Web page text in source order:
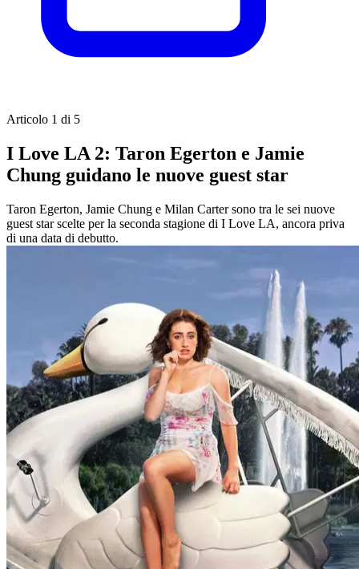
Articolo 1 di 5
I Love LA 2: Taron Egerton e Jamie
Chung guidano le nuove guest star
Taron Egerton, Jamie Chung e Milan Carter sono tra le sei nuove
guest star scelte per la seconda stagione di I Love LA, ancora priva
di una data di debutto.